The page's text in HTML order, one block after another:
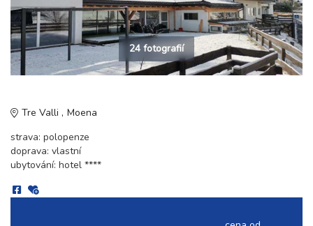
24 fotografií
Tre Valli
Moena
strava: polopenze
doprava: vlastní
ubytování: hotel ****